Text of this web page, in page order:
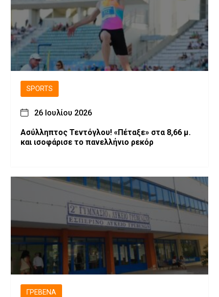
SPORTS
26 Ιουλίου 2026
Ασύλληπτος Τεντόγλου! «Πέταξε» στα 8,66 μ.
και ισοφάρισε το πανελλήνιο ρεκόρ
ΓΡΕΒΕΝΆ